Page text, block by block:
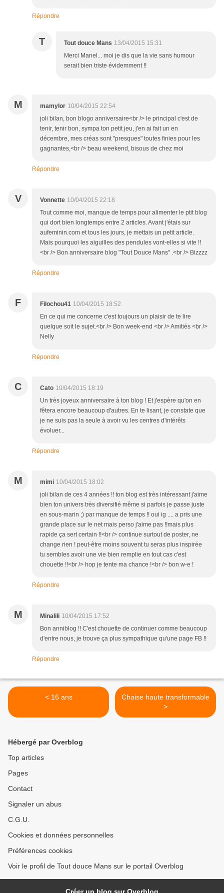
Répondre
T Tout douce Mans 13/04/2015 15:31
Merci Manel... moi je dis que la vie sans humour
serait bien triste évidemment !!
M mamylor 10/04/2015 22:54
joli bilan, bon blogo anniversaire<br /> le principal c'est de
tenir, tenir bon, sympa ton petit jeu, j'en ai fait un en
décembre, mes créas sont "presques" toutes finies pour les
gagnantes,<br /> beau weekend, bisous de chez moi
Répondre
V Vonnette 10/04/2015 22:18
Tout comme moi, manque de temps pour alimenter le ptit blog
qui dort bien longtemps entre 2 articles. Avant j'étais sur
aufeminin.com et tous les jours, je mettais un petit article.
Mais pourquoi les aiguilles des pendules vont-elles si vite !!
<br /> Bon anniversaire blog "Tout Douce Mans" .<br /> Bizzzz
Répondre
F Filochou41 10/04/2015 18:52
En ce qui me concerne c'est toujours un plaisir de te lire
quelque soit le sujet.<br /> Bon week-end <br /> Amitiés <br />
Nelly
Répondre
C Cato 10/04/2015 18:19
Un très joyeux anniversaire à ton blog ! Et j'espère qu'on en
fêtera encore beaucoup d'autres. En te lisant, je constate que
je ne suis pas la seule à avoir vu les centres d'intérêts
évoluer...
Répondre
M mimi 10/04/2015 18:02
joli bilan de ces 4 années !! ton blog est très intéressant j'aime
bien ton univers très diversifié même si parfois je passe juste
en sous-marin ;) par manque de temps !! oui ig .... a pris une
grande place sur le net mais perso j'aime pas !!mais plus
rapide ça sert certain !!<br /> continue surtout de poster, ne
change rien ! peut-être moins souvent tu seras plus inspirée
tu sembles avoir une vie bien remplie en tout cas c'est
chouette !!<br /> hop je tente ma chance !<br /> bon w-e !
Répondre
M Minalili 10/04/2015 17:52
Bon anniblog !! C'est chouette de continuer comme beaucoup
d'entre nous, je trouve ça plus sympathique qu'une page FB !!
Répondre
< 16 ans
Chaise haute transformable
>
Hébergé par Overblog
Top articles
Pages
Contact
Signaler un abus
C.G.U.
Cookies et données personnelles
Préférences cookies
Voir le profil de Tout douce Mans sur le portail Overblog